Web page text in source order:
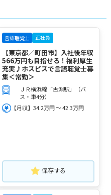
言語聴覚士 正社員
【東京都／町田市】入社後年収
566万円も目指せる！福利厚生
充実♪ホスピスで言語聴覚士募
集＜常勤＞
ＪＲ横浜線「古淵駅」（バ
ス・車4分）
【月収】34.2万円 ～ 42.3万円
保存する